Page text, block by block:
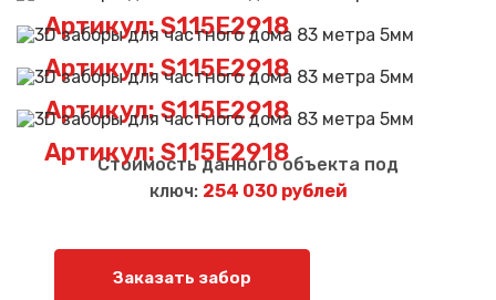
Артикул: S115E2918
Артикул: S115E2918
Артикул: S115E2918
Артикул: S115E2918
Стоимость данного объекта под
ключ: 254 030 рублей
Заказать забор